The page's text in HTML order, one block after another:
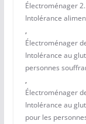
Électroménager
Intolérance
,
Électroménager
Intolérance au
personnes
,
Électroménager
Intolérance au
pour les